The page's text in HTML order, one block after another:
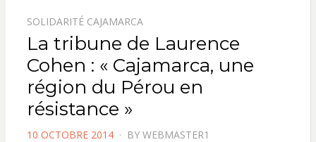
SOLIDARITÉ CAJAMARCA
La tribune de Laurence
Cohen : « Cajamarca, une
région du Pérou en
résistance »
POSTED
10 OCTOBRE 2014 BY WEBMASTER1